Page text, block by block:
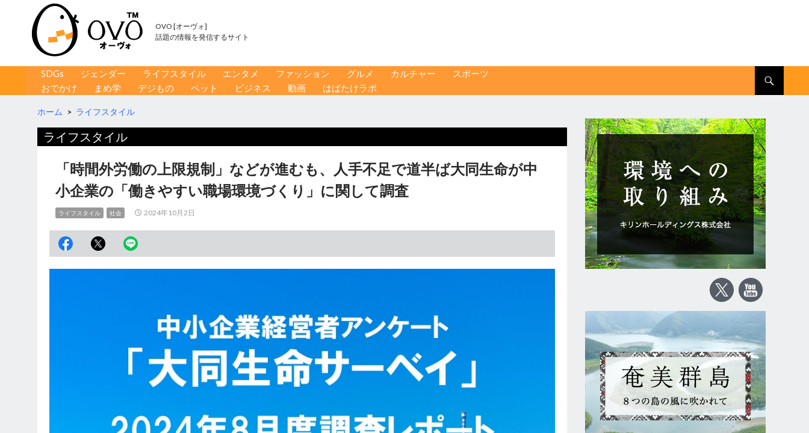
OVO [オーヴォ]
話題の情報を発信するサイト
コンテンツへ移動
SDGs ジェンダー ライフスタイル エンタメ ファッション グルメ カルチャー
スポーツ
おでかけ
まめ学 デジもの ペット ビジネス 動画 はばたけラボ
ホーム > ライフスタイル
ライフスタイル
「時間外労働の上限規制」などが進むも、人手不足で道半ば大同生命が中
小企業の「働きやすい職場環境づくり」に関して調査
ライフスタイル 社会 2024年10月2日